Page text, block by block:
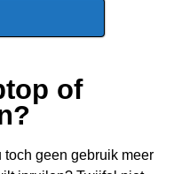
of
toch geen gebruik meer